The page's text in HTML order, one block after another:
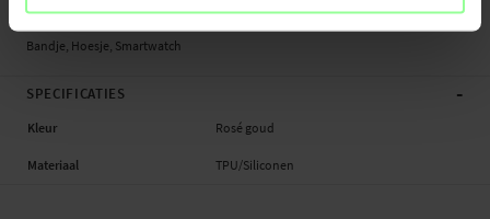
Bandje, Hoesje, Smartwatch
SPECIFICATIES -
Kleur Rosé goud
Materiaal TPU/Siliconen